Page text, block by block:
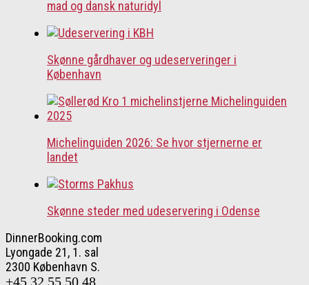
mad og dansk naturidyl
Skønne gårdhaver og udeserveringer i
København
Michelinguiden 2026: Se hvor stjernerne er
landet
Skønne steder med udeservering i Odense
DinnerBooking.com
Lyongade 21, 1. sal
2300 København S.
+45 32 55 50 48